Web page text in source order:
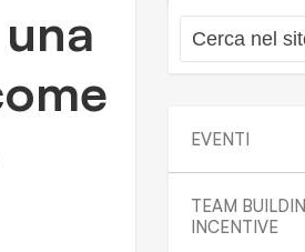
EVENTI
TEAM
INCENTIVE